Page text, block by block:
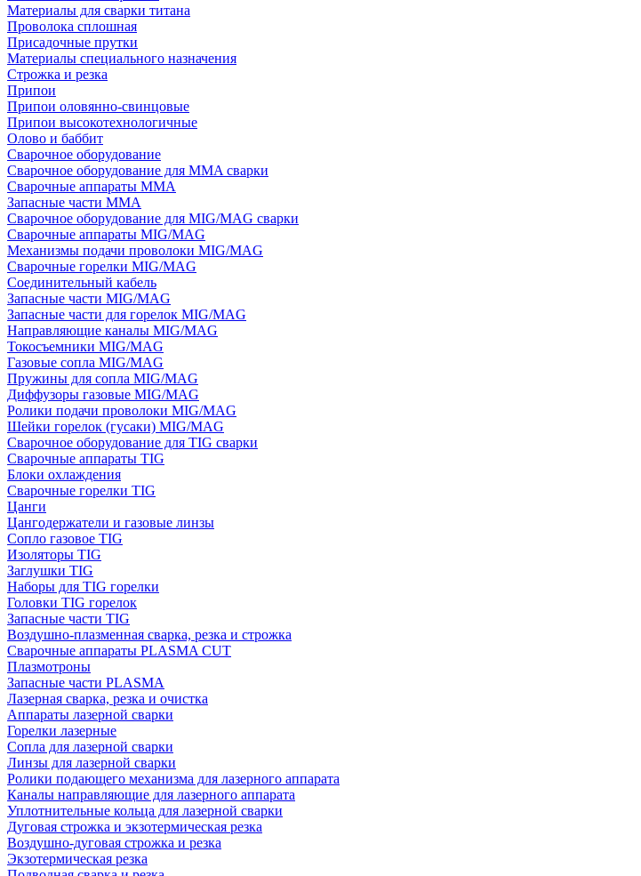
Материалы для сварки титана
Проволока сплошная
Присадочные прутки
Материалы специального назначения
Строжка и резка
Припои
Припои оловянно-свинцовые
Припои высокотехнологичные
Олово и баббит
Сварочное оборудование
Сварочное оборудование для MMA сварки
Сварочные аппараты MMA
Запасные части MMA
Сварочное оборудование для MIG/MAG сварки
Сварочные аппараты MIG/MAG
Механизмы подачи проволоки MIG/MAG
Сварочные горелки MIG/MAG
Соединительный кабель
Запасные части MIG/MAG
Запасные части для горелок MIG/MAG
Направляющие каналы MIG/MAG
Токосъемники MIG/MAG
Газовые сопла MIG/MAG
Пружины для сопла MIG/MAG
Диффузоры газовые MIG/MAG
Ролики подачи проволоки MIG/MAG
Шейки горелок (гусаки) MIG/MAG
Сварочное оборудование для TIG сварки
Сварочные аппараты TIG
Блоки охлаждения
Сварочные горелки TIG
Цанги
Цангодержатели и газовые линзы
Сопло газовое TIG
Изоляторы TIG
Заглушки TIG
Наборы для TIG горелки
Головки TIG горелок
Запасные части TIG
Воздушно-плазменная сварка, резка и строжка
Сварочные аппараты PLASMA CUT
Плазмотроны
Запасные части PLASMA
Лазерная сварка, резка и очистка
Аппараты лазерной сварки
Горелки лазерные
Сопла для лазерной сварки
Линзы для лазерной сварки
Ролики подающего механизма для лазерного аппарата
Каналы направляющие для лазерного аппарата
Уплотнительные кольца для лазерной сварки
Дуговая строжка и экзотермическая резка
Воздушно-дуговая строжка и резка
Экзотермическая резка